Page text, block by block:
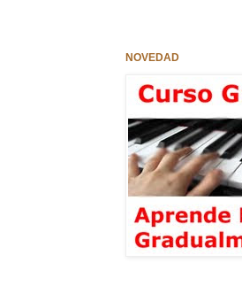
NOVEDAD